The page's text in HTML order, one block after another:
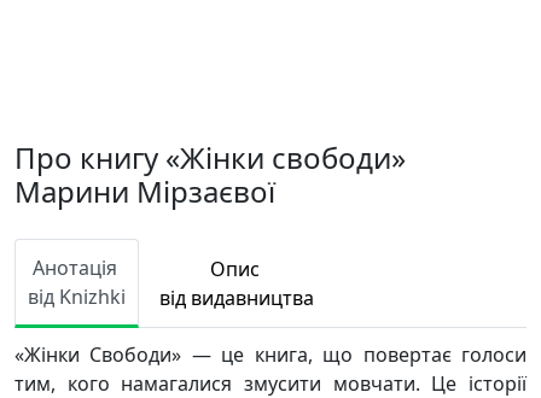
Про книгу «Жінки свободи»
Марини Мірзаєвої
Анотація
від Knizhki
Опис
від видавництва
«Жінки Свободи» — це книга, що повертає голоси
тим, кого намагалися змусити мовчати. Це історії